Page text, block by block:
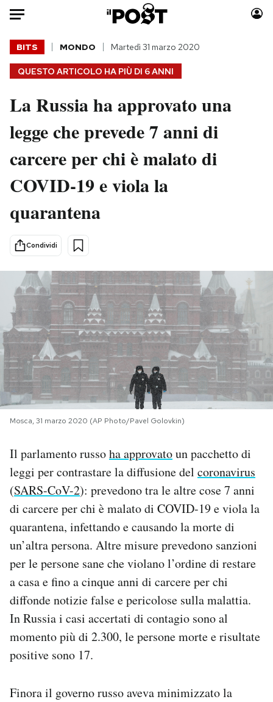
Auto
HOME
Italia
Politica
Tecnologia
Scienza
Sport
Moda
Consumismi
Storie/Idee
Media
PODCAST
NEWSLETTER
I MIEI PREFERITI
SHOP
CALENDARIO
AREA PERSONALE
Area Personale
Regala il Post
Hai bisogno di aiuto?
Esci
QUESTO ARTICOLO HA PIÙ DI 6 ANNI
BITS MONDO Martedì 31 marzo 2020
La Russia ha approvato una
legge che prevede 7 anni di
carcere per chi è malato di
COVID-19 e viola la
quarantena
Condividi
Mosca, 31 marzo 2020 (AP Photo/Pavel Golovkin)
Il parlamento russoha approvatoun pacchetto di
leggi per contrastare la diffusione del coronavirus
(SARS-CoV-2): prevedono tra le altre cose 7 anni
di carcere per chi è malato di COVID-19 e viola la
quarantena, infettando e causando la morte di
un’altra persona. Altre misure prevedono sanzioni
per le persone sane che violano l’ordine di restare
a casa e fino a cinque anni di carcere per chi
diffonde notizie false e pericolose sulla malattia.
In Russia i casi accertati di contagio sono al
momento più di 2.300, le persone morte e risultate
positive sono 17.
Finora il governo russo aveva minimizzato la